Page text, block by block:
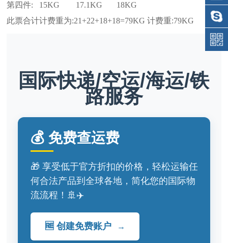
第四件: 15KG 17.1KG 18KG
此票合计计费重为:21+22+18+18=79KG 计费重:79KG
国际快递/空运/海运/铁
路服务
💰 免费查运费
🎁 享受低于官方折扣的价格，轻松运输任
何合法产品到全球各地，简化您的国际物
流流程！🚢✈️
🆓 创建免费账户 →